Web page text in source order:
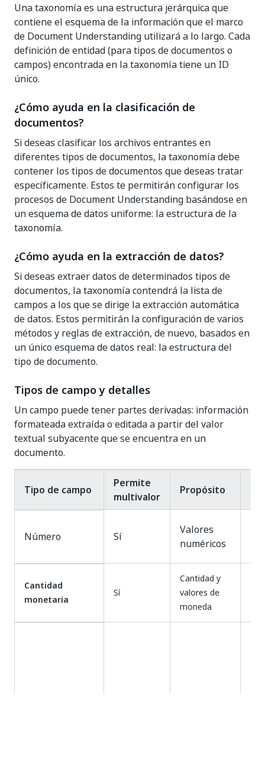
Una taxonomía es una estructura jerárquica que
contiene el esquema de la información que el marco
de Document Understanding utilizará a lo largo. Cada
definición de entidad (para tipos de documentos o
campos) encontrada en la taxonomía tiene un ID
único.
¿Cómo ayuda en la clasificación de
documentos?
Si deseas clasificar los archivos entrantes en
diferentes tipos de documentos, la taxonomía debe
contener los tipos de documentos que deseas tratar
específicamente. Estos te permitirán configurar los
procesos de Document Understanding basándose en
un esquema de datos uniforme: la estructura de la
taxonomía.
¿Cómo ayuda en la extracción de datos?
Si deseas extraer datos de determinados tipos de
documentos, la taxonomía contendrá la lista de
campos a los que se dirige la extracción automática
de datos. Estos permitirán la configuración de varios
métodos y reglas de extracción, de nuevo, basados en
un único esquema de datos real: la estructura del
tipo de documento.
Tipos de campo y detalles
Un campo puede tener partes derivadas: información
formateada extraída o editada a partir del valor
textual subyacente que se encuentra en un
documento.
Tipo de campo
Permite
multivalor
Propósito
Número Sí
Valores
numéricos
Cantidad
monetaria
Sí
Cantidad y
valores de
moneda